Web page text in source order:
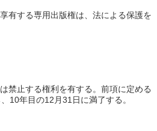
有する専用出版権は、法による保護を
禁止する権利を有する。前項に定める
10年目の12月31日に満了する。